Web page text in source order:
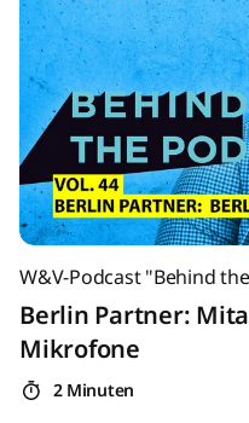
W&V-Podcast "Behind
Berlin Partner:
Mikrofone
2 Minuten